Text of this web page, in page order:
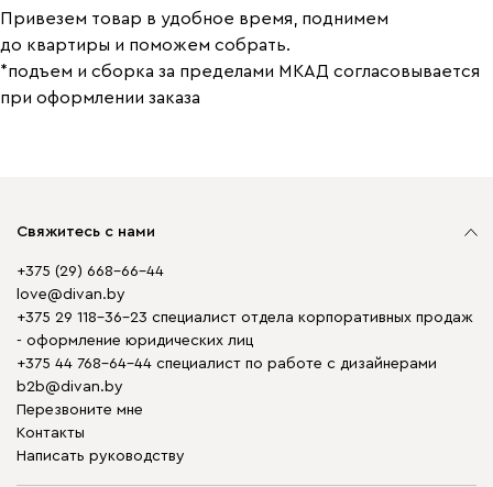
Привезем товар в удобное время, поднимем
до квартиры и поможем собрать.
*подъем и сборка за пределами МКАД согласовывается
при оформлении заказа
Свяжитесь с нами
+375 (29) 668-66-44
love@divan.by
+375 29 118-36-23 специалист отдела корпоративных продаж
- оформление юридических лиц
+375 44 768-64-44 специалист по работе с дизайнерами
b2b@divan.by
Перезвоните мне
Контакты
Написать руководству